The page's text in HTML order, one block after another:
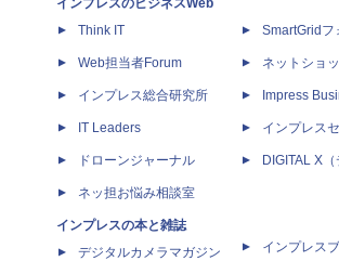
インプレスのビジネスWeb
Think IT
Web担当者Forum
インプレス総合研究所
IT Leaders
ドローンジャーナル
ネッ担お悩み相談室
インプレスの本と雑誌
デジタルカメラマガジン
SmartGridフ
ネットショ
Impress
インプレス
DIGITAL X（
インプレス